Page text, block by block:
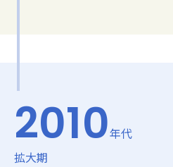
2010年代
拡大期